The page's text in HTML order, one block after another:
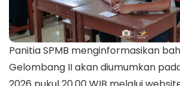
Panitia SPMB menginformasikan
Gelombang II akan diumumkan